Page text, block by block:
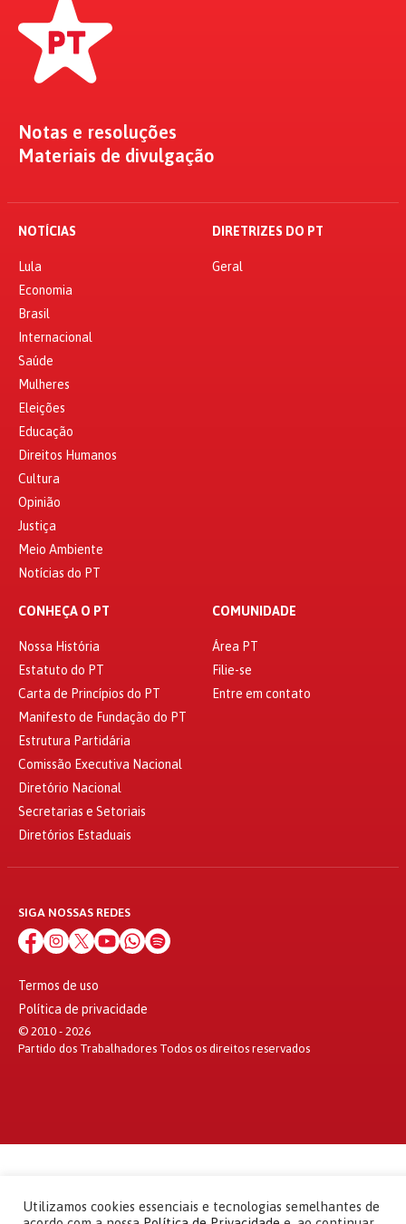
Notas e resoluções
Materiais de divulgação
NOTÍCIAS
Lula
Economia
Brasil
Internacional
Saúde
Mulheres
Eleições
Educação
Direitos Humanos
Cultura
Opinião
Justiça
Meio Ambiente
Notícias do PT
DIRETRIZES DO PT
Geral
CONHEÇA O PT
Nossa História
Estatuto do PT
Carta de Princípios do PT
Manifesto de Fundação do PT
Estrutura Partidária
Comissão Executiva Nacional
Diretório Nacional
Secretarias e Setoriais
Diretórios Estaduais
COMUNIDADE
Área PT
Filie-se
Entre em contato
SIGA NOSSAS REDES
Termos de uso
Política de privacidade
© 2010 - 2026
Partido dos Trabalhadores Todos os direitos reservados
Utilizamos cookies essenciais e tecnologias semelhantes de